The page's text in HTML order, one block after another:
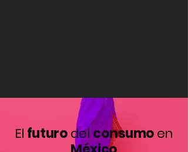
El futurodelconsumoen